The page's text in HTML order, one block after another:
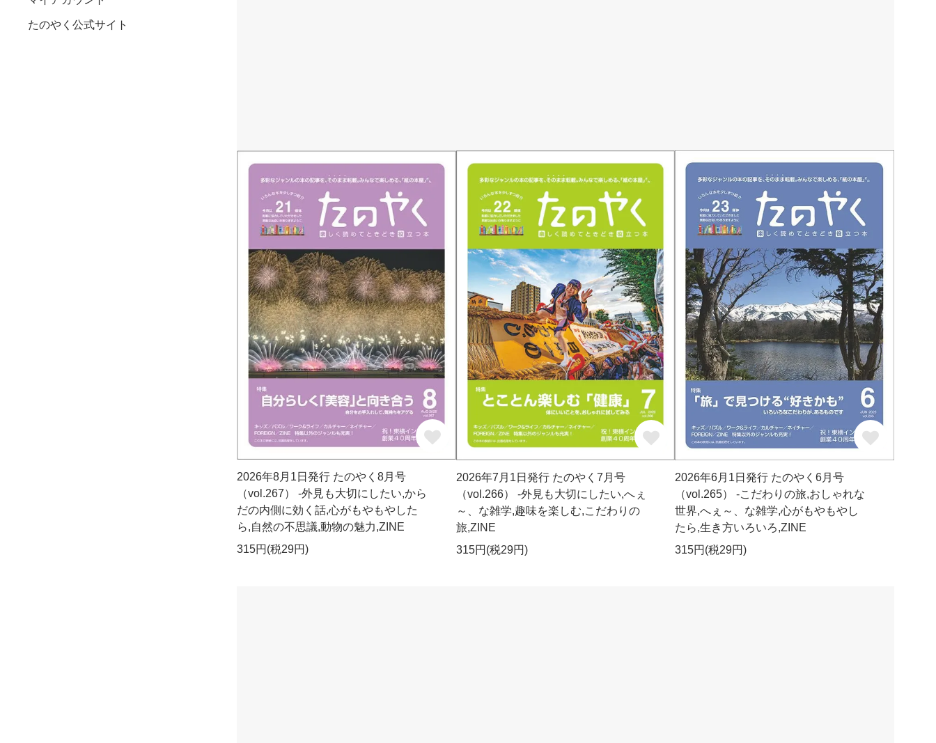
たのやく公式サイト
2026年8月1日発行 たのやく8月号
（vol.267） -外見も大切にしたい,から
だの内側に効く話,心がもやもやした
ら,自然の不思議,動物の魅力,ZINE
315円(税29円)
2026年7月1日発行 たのやく7月号
（vol.266） -外見も大切にしたい,へぇ
～、な雑学,趣味を楽しむ,こだわりの
旅,ZINE
315円(税29円)
2026年6月1日発行 たのやく6月号
（vol.265） -こだわりの旅,おしゃれな
世界,へぇ～、な雑学,心がもやもやし
たら,生き方いろいろ,ZINE
315円(税29円)